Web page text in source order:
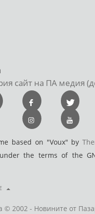
сайт на ПА медия
based on "Voux" by
the terms of the
© 2002 - Новините от